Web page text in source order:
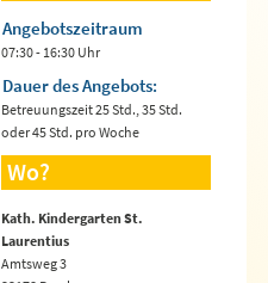
Angebotszeitraum
07:30 - 16:30 Uhr
Dauer des Angebots:
Betreuungszeit 25 Std., 35 Std.
oder 45 Std. pro Woche
Wo?
Kath. Kindergarten St.
Laurentius
Amtsweg 3